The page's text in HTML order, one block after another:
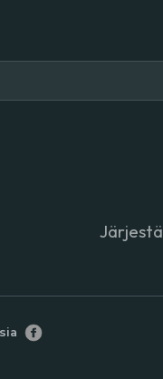
Järjestä